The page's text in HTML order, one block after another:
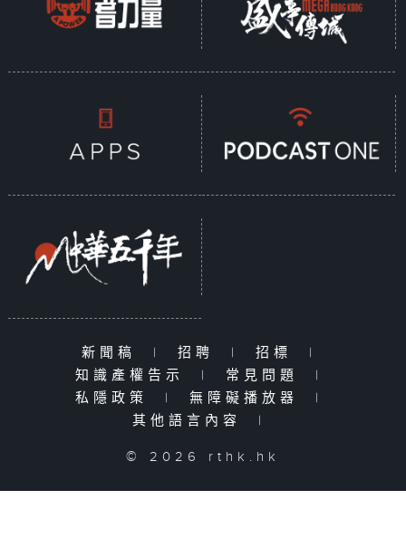
新聞稿 | 招聘 | 招標
|
知識產權告示
| 常見問題
|
私隱政策
| 無障礙播放器
|
其他語言內容
|
© 2026 rthk.hk